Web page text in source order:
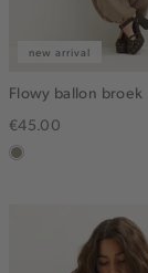
new arrival
Flowy ballon broek
€45.00
taupe,